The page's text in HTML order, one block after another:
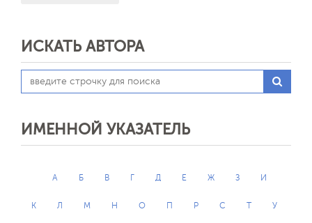
ИСКАТЬ АВТОРА
ИМЕННОЙ УКАЗАТЕЛЬ
А Б В Г Д Е Ж З И
К Л М Н О П Р С Т У